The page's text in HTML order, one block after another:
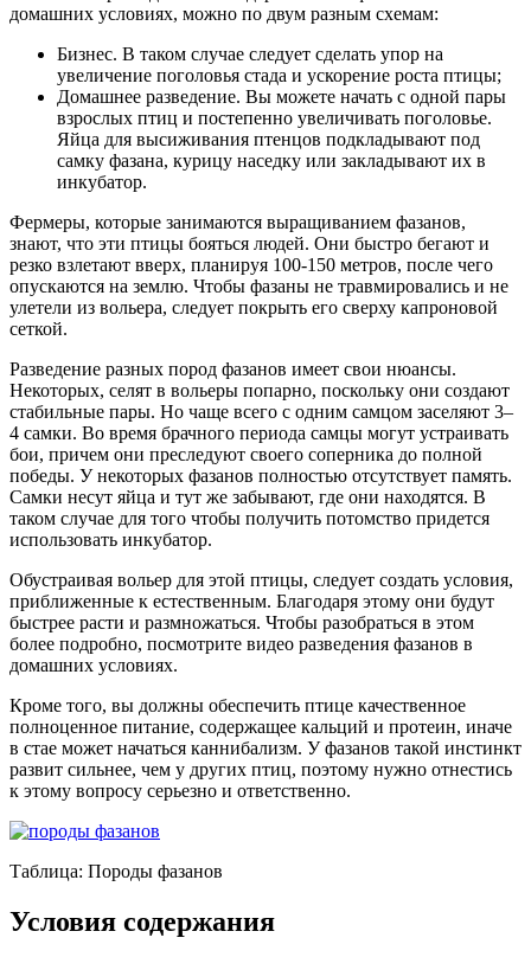
домашних условиях, можно по двум разным схемам:
Бизнес. В таком случае следует сделать упор на
увеличение поголовья стада и ускорение роста птицы;
Домашнее разведение. Вы можете начать с одной пары
взрослых птиц и постепенно увеличивать поголовье.
Яйца для высиживания птенцов подкладывают под
самку фазана, курицу наседку или закладывают их в
инкубатор.
Фермеры, которые занимаются выращиванием фазанов,
знают, что эти птицы бояться людей. Они быстро бегают и
резко взлетают вверх, планируя 100-150 метров, после чего
опускаются на землю. Чтобы фазаны не травмировались и не
улетели из вольера, следует покрыть его сверху капроновой
сеткой.
Разведение разных пород фазанов имеет свои нюансы.
Некоторых, селят в вольеры попарно, поскольку они создают
стабильные пары. Но чаще всего с одним самцом заселяют 3–
4 самки. Во время брачного периода самцы могут устраивать
бои, причем они преследуют своего соперника до полной
победы. У некоторых фазанов полностью отсутствует память.
Самки несут яйца и тут же забывают, где они находятся. В
таком случае для того чтобы получить потомство придется
использовать инкубатор.
Обустраивая вольер для этой птицы, следует создать условия,
приближенные к естественным. Благодаря этому они будут
быстрее расти и размножаться. Чтобы разобраться в этом
более подробно, посмотрите видео разведения фазанов в
домашних условиях.
Кроме того, вы должны обеспечить птице качественное
полноценное питание, содержащее кальций и протеин, иначе
в стае может начаться каннибализм. У фазанов такой инстинкт
развит сильнее, чем у других птиц, поэтому нужно отнестись
к этому вопросу серьезно и ответственно.
Таблица: Породы фазанов
Условия содержания